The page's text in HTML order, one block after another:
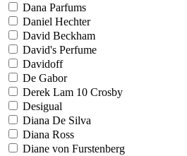
Dana Parfums
Daniel Hechter
David Beckham
David's Perfume
Davidoff
De Gabor
Derek Lam 10 Crosby
Desigual
Diana De Silva
Diana Ross
Diane von Furstenberg